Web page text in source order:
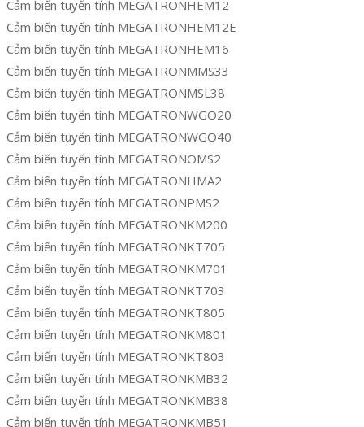
Cảm biến tuyến tính MEGATRONHEM12
Cảm biến tuyến tính MEGATRONHEM12E
Cảm biến tuyến tính MEGATRONHEM16
Cảm biến tuyến tính MEGATRONMMS33
Cảm biến tuyến tính MEGATRONMSL38
Cảm biến tuyến tính MEGATRONWGO20
Cảm biến tuyến tính MEGATRONWGO40
Cảm biến tuyến tính MEGATRONOMS2
Cảm biến tuyến tính MEGATRONHMA2
Cảm biến tuyến tính MEGATRONPMS2
Cảm biến tuyến tính MEGATRONKM200
Cảm biến tuyến tính MEGATRONKT705
Cảm biến tuyến tính MEGATRONKM701
Cảm biến tuyến tính MEGATRONKT703
Cảm biến tuyến tính MEGATRONKT805
Cảm biến tuyến tính MEGATRONKM801
Cảm biến tuyến tính MEGATRONKT803
Cảm biến tuyến tính MEGATRONKMB32
Cảm biến tuyến tính MEGATRONKMB38
Cảm biến tuyến tính MEGATRONKMB51